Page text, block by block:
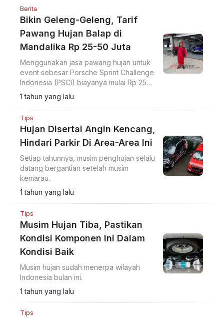
Berita
Bikin Geleng-Geleng, Tarif
Pawang Hujan Balap di
Mandalika Rp 25-50 Juta
Menggunakan jasa pawang hujan untuk
event sebesar Porsche Sprint Challenge
Indonesia (PSCI) biayanya mulai Rp 25
jutaan.
1 tahun yang lalu
Tips
Hujan Disertai Angin Kencang,
Hindari Parkir Di Area-Area Ini
Setiap tahunnya, musim penghujan selalu
datang bergantian setelah musim
kemarau.
1 tahun yang lalu
Tips
Musim Hujan Tiba, Pastikan
Kondisi Komponen Ini Dalam
Kondisi Baik
Musim hujan sudah menerpa wilayah
Indonesia bulan ini.
1 tahun yang lalu
Tips